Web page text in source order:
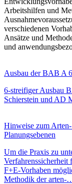
Arbeitshilfen und
verschiedenen
Ansätze und
und
Ausbau der BAB A
6-streifiger Ausbau
Schierstein und AD
Hinweise zum
Planungsebenen
Um die Praxis zu
F+E-Vorhaben
Methodik der arten-